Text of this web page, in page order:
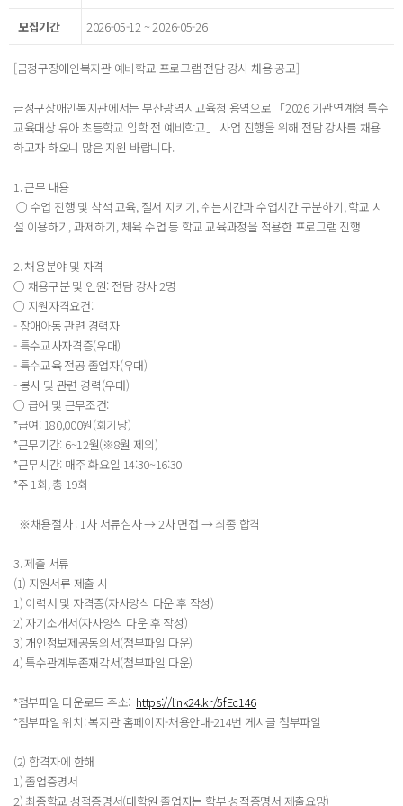
모집기간 2026-05-12 ~ 2026-05-26
[금정구장애인복지관 예비학교 프로그램 전담 강사 채용 공고]
금정구장애인복지관에서는 부산광역시교육청 용역으로 「2026 기관연계형 특수
교육대상 유아 초등학교 입학 전 예비학교」 사업 진행을 위해 전담 강사를 채용
하고자 하오니 많은 지원 바랍니다.
1. 근무 내용
○ 수업 진행 및 착석 교육, 질서 지키기, 쉬는시간과 수업시간 구분하기, 학교 시
설 이용하기, 과제하기, 체육 수업 등 학교 교육과정을 적용한 프로그램 진행
2. 채용분야 및 자격
○ 채용구분 및 인원: 전담 강사 2명
○ 지원자격요건:
- 장애아동 관련 경력자
- 특수교사자격증(우대)
- 특수교육 전공 졸업자(우대)
- 봉사 및 관련 경력(우대)
○ 급여 및 근무조건:
*급여: 180,000원(회기당)
*근무기간: 6~12월(※8월 제외)
*근무시간: 매주 화요일 14:30~16:30
*주 1회, 총 19회
※채용절차 : 1차 서류심사 → 2차 면접 → 최종 합격
3. 제출 서류
(1) 지원서류 제출 시
1) 이력서 및 자격증(자사양식 다운 후 작성)
2) 자기소개서(자사양식 다운 후 작성)
3) 개인정보제공동의서(첨부파일 다운)
4) 특수관계부존재각서(첨부파일 다운)
*첨부파일 다운로드 주소: https://link24.kr/5fEc146
*첨부파일 위치: 복지관 홈페이지-채용안내-214번 게시글 첨부파일
(2) 합격자에 한해
1) 졸업증명서
2) 최종학교 성적증명서(대학원 졸업자는 학부 성적증명서 제출요망)